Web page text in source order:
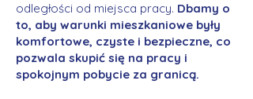
odległości od miejsca pracy. Dbamy o
to, aby warunki mieszkaniowe były
komfortowe, czyste i bezpieczne, co
pozwala skupić się na pracy i
spokojnym pobycie za granicą.